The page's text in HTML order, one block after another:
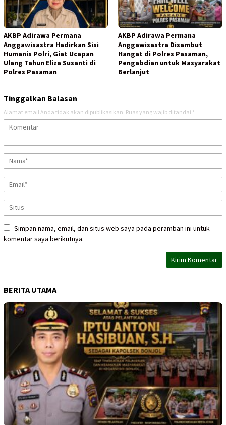
AKBP Adirawa Permana
Anggawisastra Hadirkan Sisi
Humanis Polri, Giat Ucapan
Ulang Tahun Eliza Susanti di
Polres Pasaman
AKBP Adirawa Permana
Anggawisastra Disambut
Hangat di Polres Pasaman,
Pengabdian untuk Masyarakat
Berlanjut
Tinggalkan Balasan
Alamat email Anda tidak akan dipublikasikan. Ruas yang wajib ditandai *
Simpan nama, email, dan situs web saya pada peramban ini untuk
komentar saya berikutnya.
BERITA UTAMA